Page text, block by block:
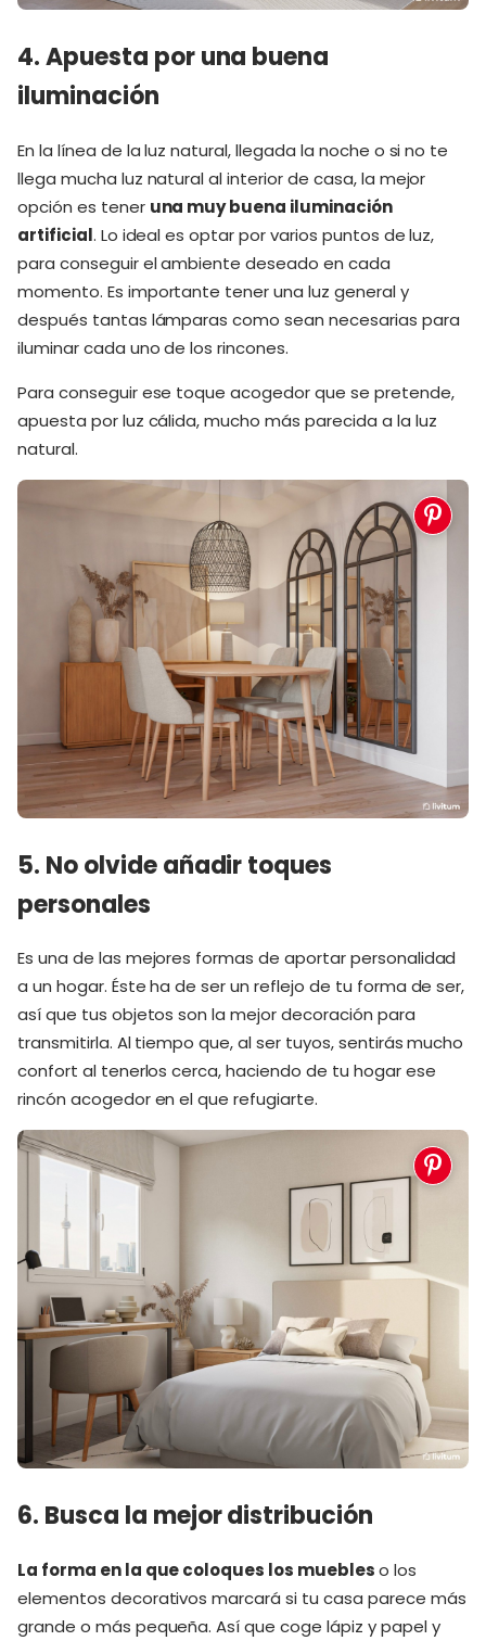
4. Apuesta por una buena
iluminación
En la línea de la luz natural, llegada la noche o si no te
llega mucha luz natural al interior de casa, la mejor
opción es tener una muy buena iluminación
artificial. Lo ideal es optar por varios puntos de luz,
para conseguir el ambiente deseado en cada
momento. Es importante tener una luz general y
después tantas lámparas como sean necesarias para
iluminar cada uno de los rincones.
Para conseguir ese toque acogedor que se pretende,
apuesta por luz cálida, mucho más parecida a la luz
natural.
5. No olvide añadir toques
personales
Es una de las mejores formas de aportar personalidad
a un hogar. Éste ha de ser un reflejo de tu forma de ser,
así que tus objetos son la mejor decoración para
transmitirla. Al tiempo que, al ser tuyos, sentirás mucho
confort al tenerlos cerca, haciendo de tu hogar ese
rincón acogedor en el que refugiarte.
6. Busca la mejor distribución
La forma en la que coloques los muebleso los
elementos decorativos marcará si tu casa parece más
grande o más pequeña. Así que coge lápiz y papel y